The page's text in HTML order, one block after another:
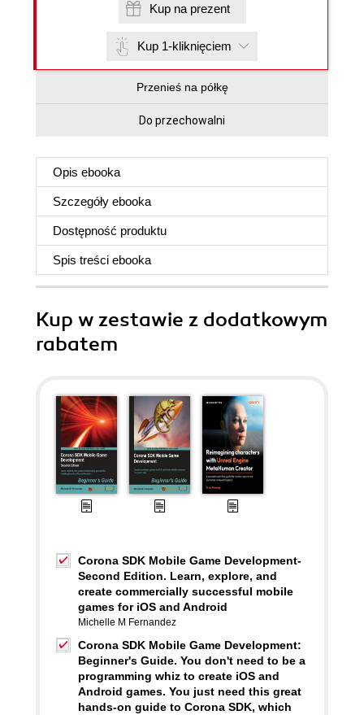
Kup na prezent
Kup 1-kliknięciem
Przenieś na półkę
Do przechowalni
Opis ebooka
Szczegóły ebooka
Dostępność produktu
Spis treści ebooka
Kup w zestawie z dodatkowym
rabatem
Corona SDK Mobile Game Development-
Second Edition. Learn, explore, and
create commercially successful mobile
games for iOS and Android
Michelle M Fernandez
Corona SDK Mobile Game Development:
Beginner's Guide. You don't need to be a
programming whiz to create iOS and
Android games. You just need this great
hands-on guide to Corona SDK, which